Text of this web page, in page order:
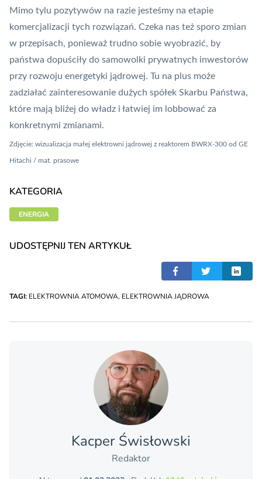
Mimo tylu pozytywów na razie jesteśmy na etapie
komercjalizacji tych rozwiązań. Czeka nas też sporo zmian
w przepisach, ponieważ trudno sobie wyobrazić, by
państwa dopuściły do samowolki prywatnych inwestorów
przy rozwoju energetyki jądrowej. Tu na plus może
zadziałać zainteresowanie dużych spółek Skarbu Państwa,
które mają bliżej do władz i łatwiej im lobbować za
konkretnymi zmianami.
Zdjęcie: wizualizacja małej elektrowni jądrowej z reaktorem BWRX-300 od GE
Hitachi / mat. prasowe
KATEGORIA
ENERGIA
UDOSTĘPNIJ TEN ARTYKUŁ
TAGI: ELEKTROWNIA ATOMOWA, ELEKTROWNIA JĄDROWA
Kacper Świsło­wski
Redaktor